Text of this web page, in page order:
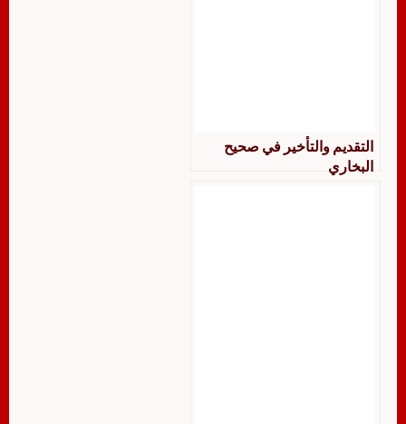
التقديم والتأخير في صحيح
البخاري